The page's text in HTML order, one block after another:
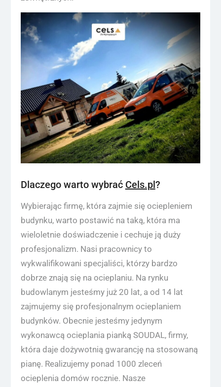
Dlaczego warto wybrać Cels.pl ?
Wybierając firmę, która zajmie się ociepleniem
budynku, warto postawić na taką, która ma
wieloletnie doświadczenie i cechuje ją duży
profesjonalizm. Nasi pracownicy to
wykwalifikowani specjaliści, którzy bardzo
dobrze znają się na ocieplaniu. Na rynku
budowlanym jesteśmy już 20 lat, a od 14 lat
zajmujemy się profesjonalnym ocieplaniem
budynków. Obecnie jesteśmy jedynym
wykonawcą ocieplania pianką SOUDAL, firmy,
która daje dożywotnią gwarancję na stosowaną
pianę. Realizujemy ponad 1000 zleceń
ocieplenia domów rocznie. Nasze